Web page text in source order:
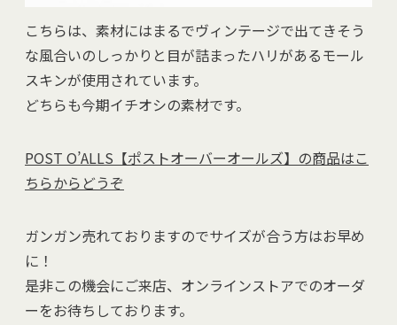
こちらは、素材にはまるでヴィンテージで出てきそう
な風合いのしっかりと目が詰まったハリがあるモール
スキンが使用されています。
どちらも今期イチオシの素材です。
POST O’ALLS【ポストオーバーオールズ】の商品はこ
ちらからどうぞ
ガンガン売れておりますのでサイズが合う方はお早め
に！
是非この機会にご来店、オンラインストアでのオーダ
ーをお待ちしております。